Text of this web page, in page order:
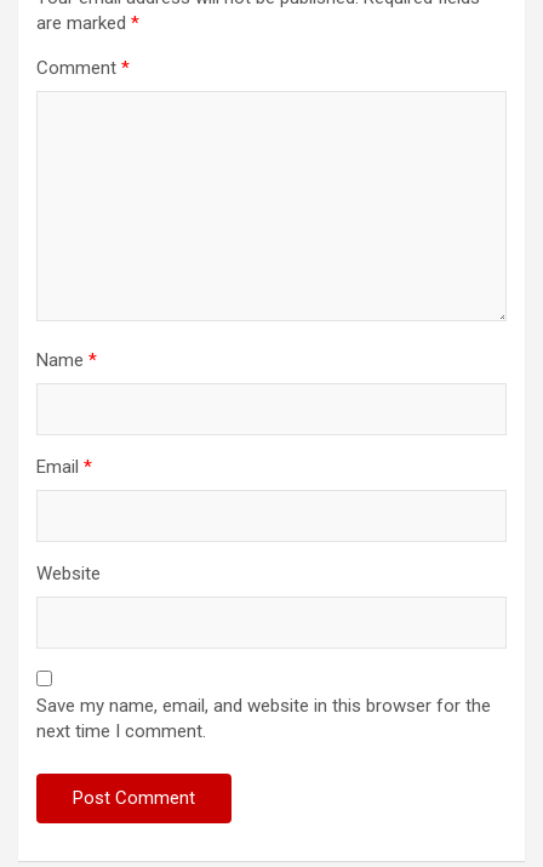
are marked *
Comment *
Name *
Email *
Website
Save my name, email, and website in this browser for the
next time I comment.